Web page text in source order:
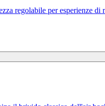
regolabile per esperienze di